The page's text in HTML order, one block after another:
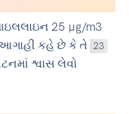
25 µg/m3
આગાહી કહે છે કે તે
23
શ્વાસ લેવો